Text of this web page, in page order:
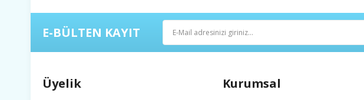
Bu ürüne benzer farklı alternatifler olmalı.
E-BÜLTEN KAYIT
Üyelik Kurumsal